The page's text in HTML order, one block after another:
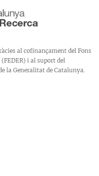
al cofinançament del Fons
i al suport del
la Generalitat de Catalunya.